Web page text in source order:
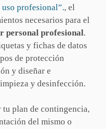
profesional”., el
necesarios para el
personal profesional.
y fichas de datos
de protección
y diseñar e
y desinfección.
tu plan de contingencia,
del mismo o